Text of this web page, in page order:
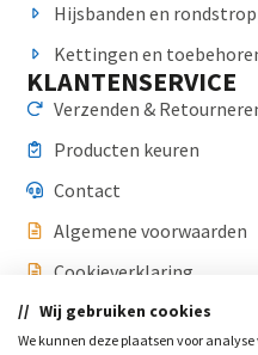
Hijsbanden en
Kettingen en
KLANTENSERVICE
Verzenden &
Producten keuren
Contact
Algemene voorwaarden
Cookieverklaring
Privacyverklaring
CONTACT
Wij gebruiken cookies
We kunnen deze plaatsen voor